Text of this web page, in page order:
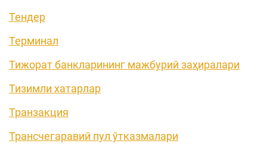
Тендер
Терминал
Тижорат банкларининг мажбурий заҳиралари
Тизимли хатарлар
Транзакция
Трансчегаравий пул ўтказмалари